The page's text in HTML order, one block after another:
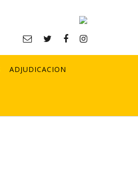
ADJUDICACION